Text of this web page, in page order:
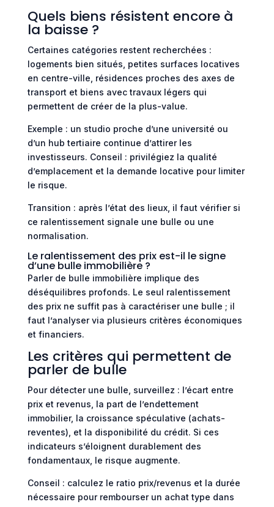
Quels biens résistent encore à
la baisse ?
Certaines catégories restent recherchées :
logements bien situés, petites surfaces locatives
en centre-ville, résidences proches des axes de
transport et biens avec travaux légers qui
permettent de créer de la plus-value.
Exemple : un studio proche d’une université ou
d’un hub tertiaire continue d’attirer les
investisseurs. Conseil : privilégiez la qualité
d’emplacement et la demande locative pour limiter
le risque.
Transition : après l’état des lieux, il faut vérifier si
ce ralentissement signale une bulle ou une
normalisation.
Le ralentissement des prix est-il le signe
d’une bulle immobilière ?
Parler de bulle immobilière implique des
déséquilibres profonds. Le seul ralentissement
des prix ne suffit pas à caractériser une bulle ; il
faut l’analyser via plusieurs critères économiques
et financiers.
Les critères qui permettent de
parler de bulle
Pour détecter une bulle, surveillez : l’écart entre
prix et revenus, la part de l’endettement
immobilier, la croissance spéculative (achats-
reventes), et la disponibilité du crédit. Si ces
indicateurs s’éloignent durablement des
fondamentaux, le risque augmente.
Conseil : calculez le ratio prix/revenus et la durée
nécessaire pour rembourser un achat type dans